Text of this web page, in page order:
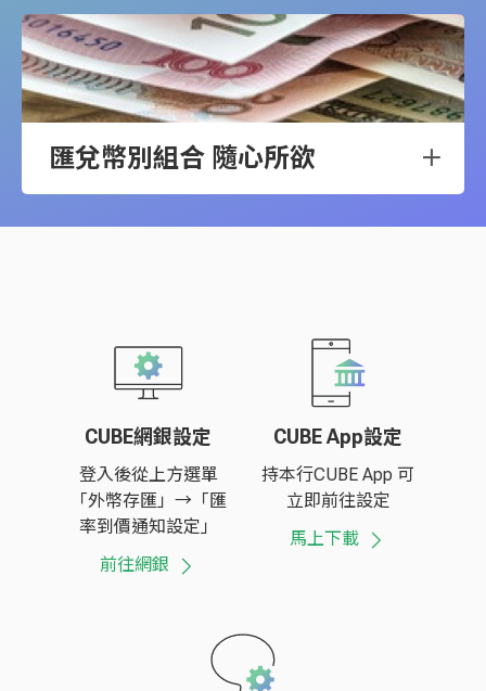
匯兌幣別組合 隨心所欲
CUBE網銀設定
登入後從上方選單
「外幣存匯」→「匯
率到價通知設定」
前往網銀
CUBE App設定
持本行CUBE App 可
立即前往設定
馬上下載